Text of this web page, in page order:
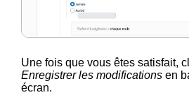
Une fois que vous êtes satisfait,
Enregistrer les modifications en
écran.